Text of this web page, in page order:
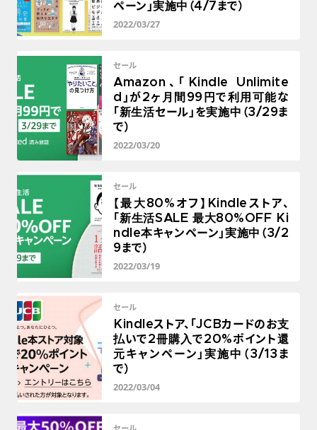
ペーン」実施中（4/7まで）
2022/03/27
セール
Amazon、「Kindle Unlimite
d」が2ヶ月間99円で利用可能な
「新生活セール」を実施中（3/29ま
で）
2022/03/20
セール
【最大80%オフ】Kindleストア、
「新生活SALE 最大80%OFF Ki
ndle本キャンペーン」実施中（3/2
9まで）
2022/03/19
セール
Kindleストア、「JCBカードのお支
払いで2冊購入で20%ポイント還
元キャンペーン」実施中（3/13ま
で）
2022/03/04